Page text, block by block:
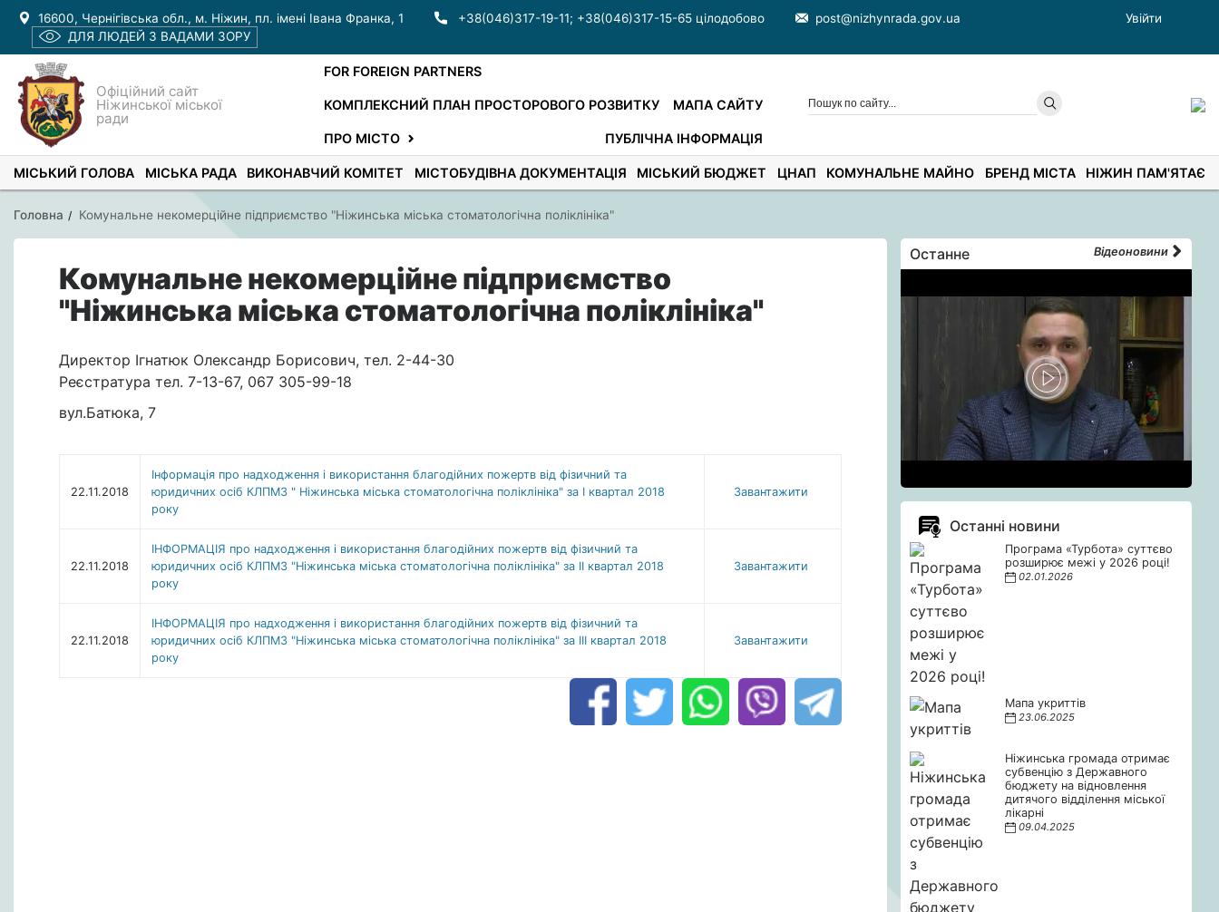
16600, Чернігівська обл., м. Ніжин, пл. імені Івана Франка, 1 +38(046)317-19-11; +38(046)317-15-65 цілодобово post@nizhynrada.gov.ua
Увійти
ДЛЯ ЛЮДЕЙ З ВАДАМИ ЗОРУ
Офіційний сайт
Ніжинської міської
ради
FOR FOREIGN PARTNERS
КОМПЛЕКСНИЙ ПЛАН ПРОСТОРОВОГО РОЗВИТКУ МАПА САЙТУ
ПРО МІСТО ПУБЛІЧНА ІНФОРМАЦІЯ
МІСЬКИЙ ГОЛОВА МІСЬКА РАДА ВИКОНАВЧИЙ КОМІТЕТ МІСТОБУДІВНА ДОКУМЕНТАЦІЯ МІСЬКИЙ БЮДЖЕТ ЦНАП КОМУНАЛЬНЕ МАЙНО БРЕНД МІСТА НІЖИН ПАМ'ЯТАЄ
Головна Комунальне некомерційне підприємство "Ніжинська міська стоматологічна поліклініка"
Комунальне некомерційне підприємство
"Ніжинська міська стоматологічна поліклініка"
Директор Ігнатюк Олександр Борисович, тел. 2-44-30
Реєстратура тел. 7-13-67, 067 305-99-18
вул.Батюка, 7
22.11.2018
Інформація про надходження і використання благодійних пожертв від фізичний та
юридичних осіб КЛПМЗ " Ніжинська міська стоматологічна поліклініка" за І квартал 2018
року
Завантажити
22.11.2018
ІНФОРМАЦІЯ про надходження і використання благодійних пожертв від фізичний та
юридичних осіб КЛПМЗ "Ніжинська міська стоматологічна поліклініка" за ІІ квартал 2018
року
Завантажити
22.11.2018
ІНФОРМАЦІЯ про надходження і використання благодійних пожертв від фізичний та
юридичних осіб КЛПМЗ "Ніжинська міська стоматологічна поліклініка" за ІІI квартал 2018
року
Завантажити
Останне Відеоновини
Останні новини
Програма «Турбота» суттєво
розширює межі у 2026 році!
02.01.2026
Мапа укриттів
23.06.2025
Ніжинська громада отримає
субвенцію з Державного
бюджету на відновлення
дитячого відділення міської
лікарні
09.04.2025